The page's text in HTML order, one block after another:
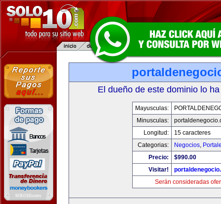
El dueño de este dominio lo
Mayusculas:
Minusculas:
Longitud:
15 caracteres
Categorias:
Negocios,
Precio:
$990.00
Visitar!
Serán consideradas